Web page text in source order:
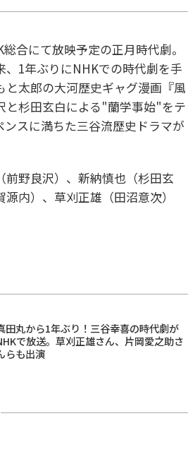
合にて放映予定の正月時代劇。
、1年ぶりにNHKでの時代劇を手
と太郎の大河歴史ギャグ漫画『風
と杉田玄白による"蘭学事始"をテ
ンスに満ちた三谷流歴史ドラマが
前野良沢）、新納慎也（杉田玄
源内）、草刈正雄（田沼意次）
田丸から1年ぶり！三谷幸喜の時代劇が
で放送。草刈正雄さん、片岡愛之助さ
らも出演